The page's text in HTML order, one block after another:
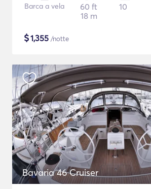
Barca a vela
60 ft
18 m
10
$1,355 /notte
Bavaria 46 Cruiser